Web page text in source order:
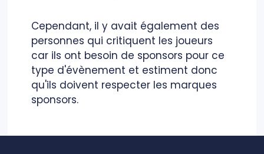
Cependant, il y avait également des
personnes qui critiquent les joueurs
car ils ont besoin de sponsors pour ce
type d'évènement et estiment donc
qu'ils doivent respecter les marques
sponsors.